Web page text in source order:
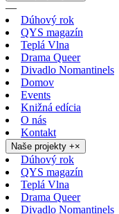
—
Dúhový rok
QYS magazín
Teplá Vlna
Drama Queer
Divadlo Nomantinels
Domov
Events
Knižná edícia
O nás
Kontakt
Naše projekty +×
Dúhový rok
QYS magazín
Teplá Vlna
Drama Queer
Divadlo Nomantinels